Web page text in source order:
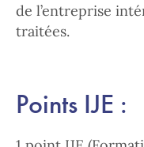
de l’entreprise
traitées.
Points IJE :